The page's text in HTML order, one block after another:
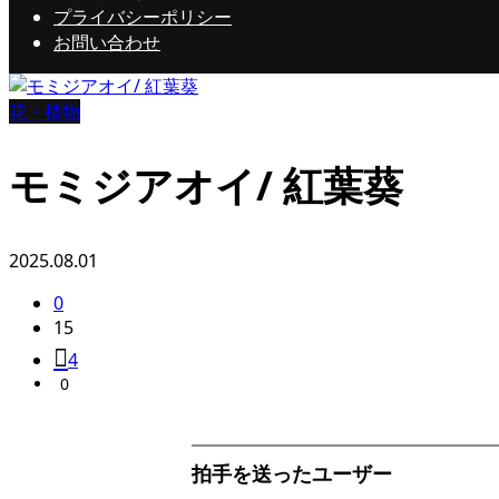
プライバシーポリシー
お問い合わせ
花・植物
モミジアオイ/ 紅葉葵
2025.08.01
0
15
4
0
拍手を送ったユーザー